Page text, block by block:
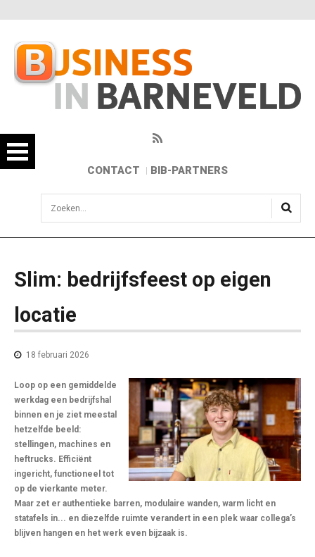
CONTACT BIB-PARTNERS
sisea.search
Slim: bedrijfsfeest op eigen
locatie
18 februari 2026
Loop op een gemiddelde
werkdag een bedrijfshal
binnen en je ziet meestal
hetzelfde beeld:
stellingen, machines en
heftrucks. Efficiënt
ingericht, functioneel tot
op de vierkante meter.
Maar zet er authentieke barren, modulaire wanden, warm licht en
statafels in... en diezelfde ruimte verandert in een plek waar collega’s
blijven hangen en het werk even bijzaak is.